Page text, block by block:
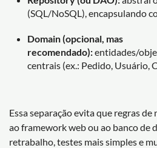
(SQL/NoSQL), encapsulando
Domain (opcional, mas
recomendado):entidades/
centrais (ex.: Pedido, Usuário,
Essa separação evita que regras de
ao framework web ou ao banco de
retrabalho, testes mais simples e